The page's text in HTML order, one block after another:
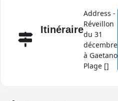
Itinéraire
Address -
Réveillon
du 31
décembre
à Gaetano
Plage []